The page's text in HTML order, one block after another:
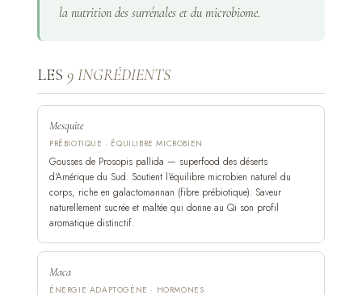
la nutrition des surrénales et du microbiome.
LES 9 INGRÉDIENTS
Mesquite
PRÉBIOTIQUE · ÉQUILIBRE MICROBIEN
Gousses de Prosopis pallida — superfood des déserts
d'Amérique du Sud. Soutient l'équilibre microbien naturel du
corps, riche en galactomannan (fibre prébiotique). Saveur
naturellement sucrée et maltée qui donne au Qi son profil
aromatique distinctif.
Maca
ÉNERGIE ADAPTOGÈNE · HORMONES